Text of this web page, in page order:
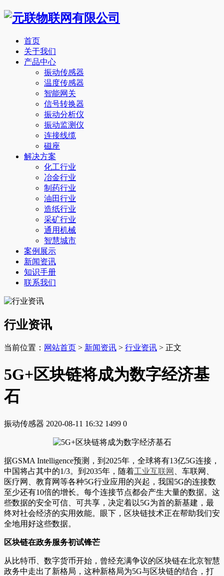
首页
关于我们
产品中心
振动传感器
温度传感器
智能网关
信号转换器
振动分析仪
振动监测仪
连接线缆
磁座
解决方案
化工行业
冶金行业
制药行业
油田行业
造纸行业
采矿行业
通用机械
智慧城市
案例展示
新闻资讯
知识手册
联系我们
行业资讯
当前位置： 网站首页 > 新闻资讯 > 行业资讯 > 正文
5G+区块链将成为数字经济基
石
振动传感器 2020-08-11 16:32 1499 0
据GSMA Intelligence预测，到2025年，全球将有13亿5G连接，
中国将占其中的1/3。到2035年，随着工业互联网
、车联网、
医疗网、教育网等各种5G行业应用的兴起，我国5G的连接数
至少还有10倍的增长。每个连接节点都会产生大量的数据。这
些数据的安全可信、可共享，决定着以5G为首的新基建，最
终对社会经济的实用效能。眼下，区块链技术正在帮助我们安
全地用好这些数据。
区块链在政务服务初试锋芒
从比特币、数字货币开始，曾经充满争议的区块链在北京智慧
政务中走出了新格局，这种新格局为5G与区块链的结合，打